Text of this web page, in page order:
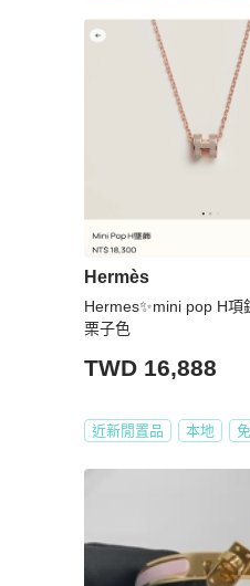
Hermès
Hermes✨mini pop H項
栗子色
TWD 16,888
近新閒置品 本地